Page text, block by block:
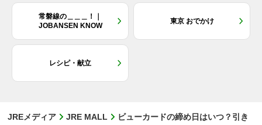
常磐線の＿＿＿！｜
JOBANSEN KNOW
東京 おでかけ
レシピ・献立
JREメディア JRE MALL
ビューカードの締め日はいつ？引き